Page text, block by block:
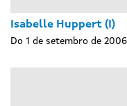
Isabelle Huppert (I)
Do 1 de setembro de